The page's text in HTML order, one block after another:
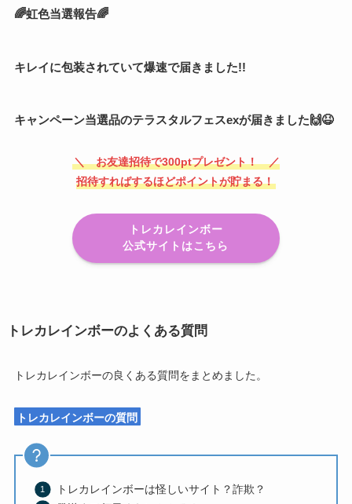
🌈虹色当選報告🌈
キレイに包装されていて爆速で届きました!!
キャンペーン当選品のテラスタルフェスexが届きました🙌😆
＼ お友達招待で300ptプレゼント！ ／
招待すればするほどポイントが貯まる！
トレカレインボー
公式サイトはこちら
トレカレインボーのよくある質問
トレカレインボーの良くある質問をまとめました。
トレカレインボーの質問
トレカレインボーは怪しいサイト？詐欺？